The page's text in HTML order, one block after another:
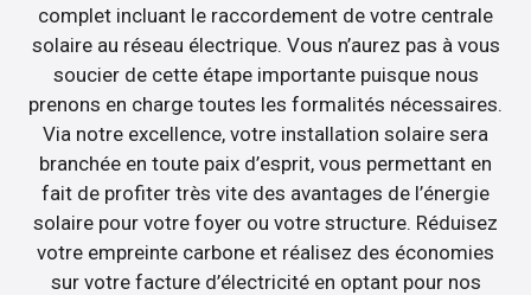
complet incluant le raccordement de votre centrale
solaire au réseau électrique. Vous n’aurez pas à vous
soucier de cette étape importante puisque nous
prenons en charge toutes les formalités nécessaires.
Via notre excellence, votre installation solaire sera
branchée en toute paix d’esprit, vous permettant en
fait de profiter très vite des avantages de l’énergie
solaire pour votre foyer ou votre structure. Réduisez
votre empreinte carbone et réalisez des économies
sur votre facture d’électricité en optant pour nos